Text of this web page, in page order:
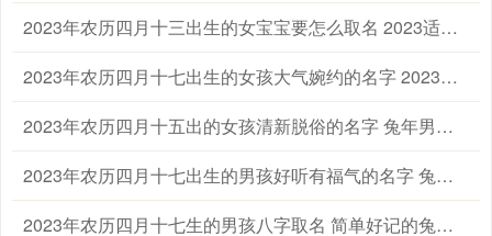
2023年农历四月十三出生的女宝宝要怎么取名 2023适合属兔的女孩宝宝名字大全
2023年农历四月十七出生的女孩大气婉约的名字 2023兔年宝宝女孩子取名字大全
2023年农历四月十五出的女孩清新脱俗的名字 兔年男宝宝女宝宝名字大全
2023年农历四月十七出生的男孩好听有福气的名字 兔年男孩名字2023年名字大全
2023年农历四月十七生的男孩八字取名 简单好记的兔男孩名字